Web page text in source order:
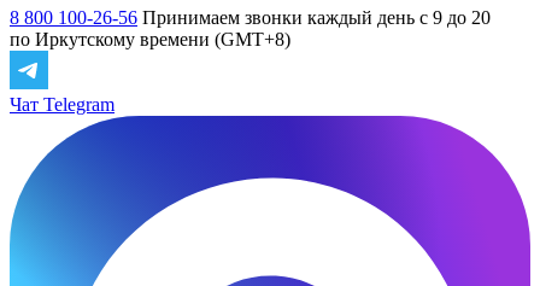
8 800 100-26-56 Принимаем звонки каждый день с 9 до 20
по Иркутскому времени (GMT+8)
Чат Telegram